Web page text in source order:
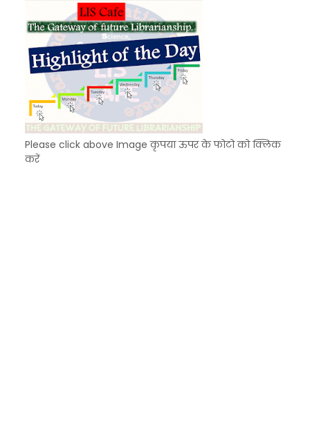
Please click above Image कृपया ऊपर के फोटो को क्लिक
करें